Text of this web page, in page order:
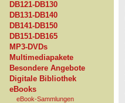
DB121-DB130
DB131-DB140
DB141-DB150
DB151-DB165
MP3-DVDs
Multimediapakete
Besondere Angebote
Digitale Bibliothek
eBooks
eBook-Sammlungen